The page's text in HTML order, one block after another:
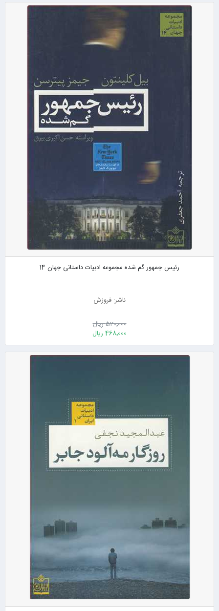
رئیس جمهور گم شده مجموعه ادبیات داستانی جهان 14
ناشر: فروزش
520٬000 ریال
468٬000 ریال